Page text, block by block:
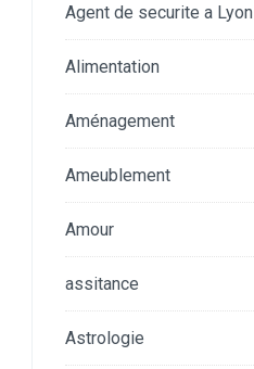
Agent de securite a Lyon
Alimentation
Aménagement
Ameublement
Amour
assitance
Astrologie